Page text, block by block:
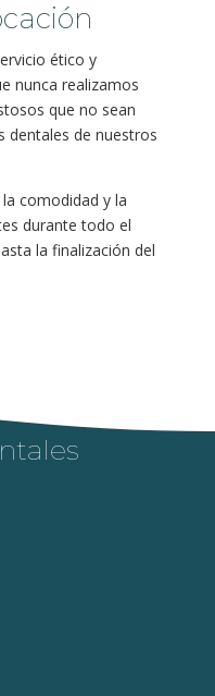
ético y
nunca realizamos
que no sean
dentales de nuestros
comodidad y la
durante todo el
la finalización del